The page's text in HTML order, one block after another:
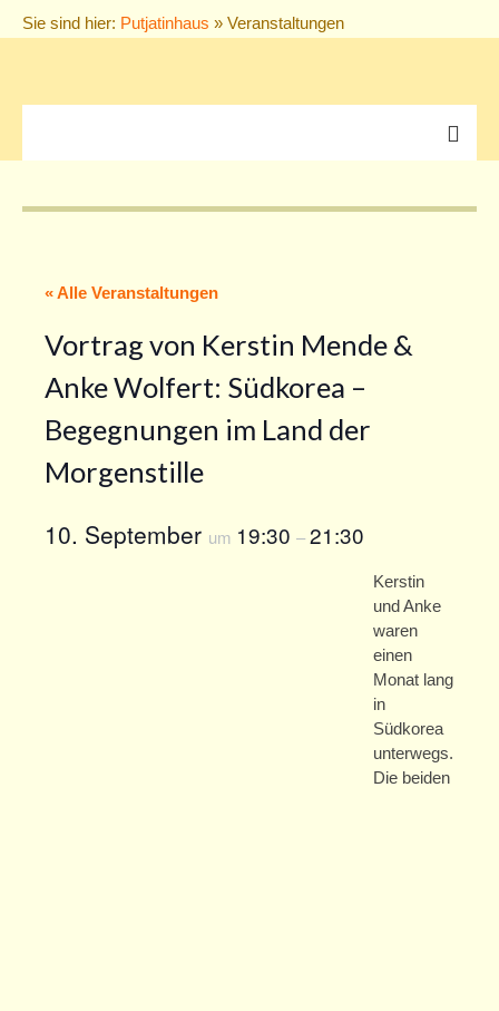
Sie sind hier: Putjatinhaus » Veranstaltungen
THIEL’s TREFFEN
Vorträge
Puppentheater
Ausstellungen
« Alle Veranstaltungen
Vortrag von Kerstin Mende &
Anke Wolfert: Südkorea –
Begegnungen im Land der
Morgenstille
10. September um 19:30 –21:30
Kerstin
und Anke
waren
einen
Monat lang
in
Südkorea
unterwegs.
Die beiden